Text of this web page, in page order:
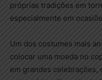
próprias tradições em
especialmente em
Um dos costumes mais
colocar uma moeda no
em grandes celebrações,